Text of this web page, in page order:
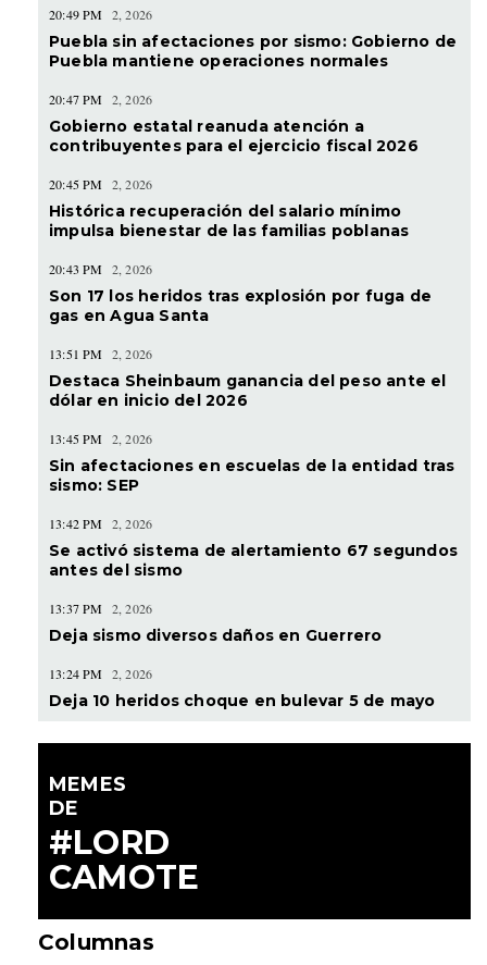
20:49 PM 2, 2026
Puebla sin afectaciones por sismo: Gobierno de
Puebla mantiene operaciones normales
20:47 PM 2, 2026
Gobierno estatal reanuda atención a
contribuyentes para el ejercicio fiscal 2026
20:45 PM 2, 2026
Histórica recuperación del salario mínimo
impulsa bienestar de las familias poblanas
20:43 PM 2, 2026
Son 17 los heridos tras explosión por fuga de
gas en Agua Santa
13:51 PM 2, 2026
Destaca Sheinbaum ganancia del peso ante el
dólar en inicio del 2026
13:45 PM 2, 2026
Sin afectaciones en escuelas de la entidad tras
sismo: SEP
13:42 PM 2, 2026
Se activó sistema de alertamiento 67 segundos
antes del sismo
13:37 PM 2, 2026
Deja sismo diversos daños en Guerrero
13:24 PM 2, 2026
Deja 10 heridos choque en bulevar 5 de mayo
MEMES
DE
#LORD
CAMOTE
Columnas